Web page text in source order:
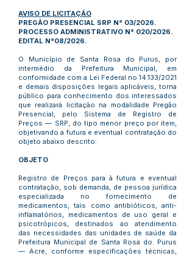
AVISO DE LICITAÇÃO
PREGÃO PRESENCIAL SRP N° 03/2026.
PROCESSO ADMINISTRATIVO N° 020/2026.
EDITAL N°08/2026.
O Município de Santa Rosa do Purus, por
intermédio da Prefeitura Municipal, em
conformidade com a Lei Federal no 14.133/2021
e demais disposições legais aplicáveis, torna
público para conhecimento dos interessados
que realizará licitação na modalidade Pregão
Presencial, pelo Sistema de Registro de
Preços — SRP, do tipo menor preço por item,
objetivando a futura e eventual contratação do
objeto abaixo descrito:
OBJETO
Registro de Preços para à futura e eventual
contratação, sob demanda, de pessoa jurídica
especializada no fornecimento de
medicamentos, tais como antibióticos, anti-
inflamatórios, medicamentos de uso geral e
psicotrópicos, destinados ao atendimento
das necessidades das unidades de saúde da
Prefeitura Municipal de Santa Rosa do. Purus
— Acre, conforme especificações técnicas,